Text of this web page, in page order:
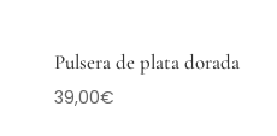
Pulsera de plata dorada
39,00€